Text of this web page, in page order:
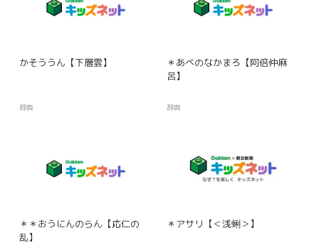
かそううん【下層雲】
辞典
＊あべのなかまろ【阿倍仲麻
呂】
辞典
＊＊おうにんのらん【応仁の
乱】
＊アサリ【＜浅蜊＞】